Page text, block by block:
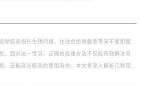
琴腕表指针生锈问题，往往会给佩戴者带来不便和困
。面对这一情况，正确的处理方法不仅能有效解决问
，还能延长腕表的使用寿命。本文将深入解析几种常见